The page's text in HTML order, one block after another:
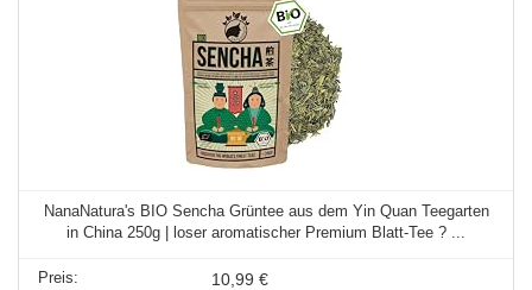
NanaNatura's BIO Sencha Grüntee aus dem Yin Quan Teegarten
in China 250g | loser aromatischer Premium Blatt-Tee ? ...
10,99 €